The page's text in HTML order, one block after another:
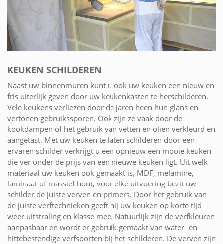
KEUKEN SCHILDEREN
Naast uw binnenmuren kunt u ook uw keuken een nieuw en
fris uiterlijk geven door uw keukenkasten te herschilderen.
Vele keukens verliezen door de jaren heen hun glans en
vertonen gebruikssporen. Ook zijn ze vaak door de
kookdampen of het gebruik van vetten en oliën verkleurd en
aangetast. Met uw keuken te laten schilderen door een
ervaren schilder verkrijgt u een opnieuw een mooie keuken
die ver onder de prijs van een nieuwe keuken ligt. Uit welk
materiaal uw keuken ook gemaakt is, MDF, melamine,
laminaat of massief hout, voor elke uitvoering bezit uw
schilder de juiste verven en primers. Door het gebruik van
de juiste verftechnieken geeft hij uw keuken op korte tijd
weer uitstraling en klasse mee. Natuurlijk zijn de verfkleuren
aanpasbaar en wordt er gebruik gemaakt van water- en
hittebestendige verfsoorten bij het schilderen. De verven zijn